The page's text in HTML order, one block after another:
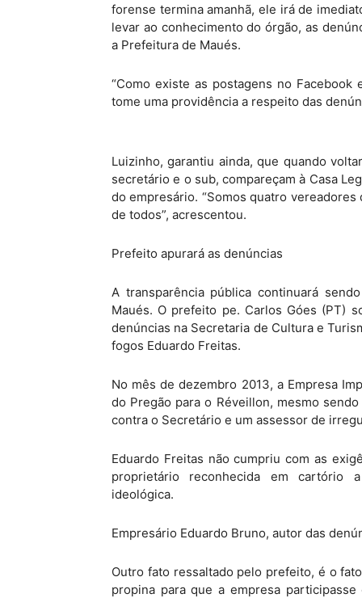
forense termina amanhã, ele irá de
levar ao conhecimento do órgão, as
a Prefeitura de Maués.
“Como existe as postagens no
tome uma providência a respeito das
Luizinho, garantiu ainda, que quando
secretário e o sub, compareçam à Casa
do empresário. “Somos quatro
de todos”, acrescentou.
Prefeito apurará as denúncias
A transparência pública continuará
Maués. O prefeito pe. Carlos Góes (PT)
denúncias na Secretaria de Cultura e
fogos Eduardo Freitas.
No mês de dezembro 2013, a Empresa
do Pregão para o Réveillon, mesmo
contra o Secretário e um assessor de
Eduardo Freitas não cumpriu com as
proprietário reconhecida em cartório
ideológica.
Empresário Eduardo Bruno, autor das
Outro fato ressaltado pelo prefeito, é o
propina para que a empresa